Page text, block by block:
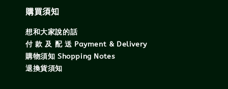
購買須知
想和大家說的話
付 款 及 配 送 Payment & Delivery
購物須知 Shopping Notes
退換貨須知